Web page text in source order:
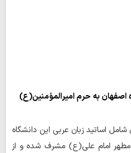
اصفهان به حرم امیرالمؤمنین(ع)
اساتید زبان عربی این دانشگاه
مطهر امام علی(ع) مشرف شده و از